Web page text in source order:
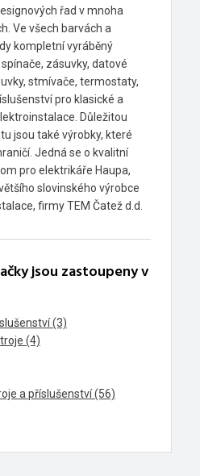
řad v mnoha
Ve všech barvách a
kompletní vyráběný
zásuvky, datové
stmívače, termostaty,
pro klasické a
Důležitou
jsou také výrobky, které
Jedná se o kvalitní
pro elektrikáře Haupa,
slovinského výrobce
firmy TEM Čatež d.d.
jsou zastoupeny v
(3)
(4)
a příslušenství (56)